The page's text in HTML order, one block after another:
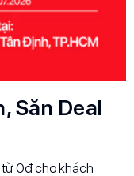
Săn Deal
từ 0đ cho khách